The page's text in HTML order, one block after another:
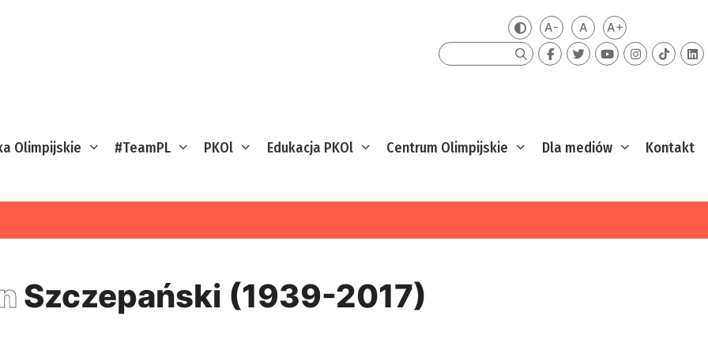
Zmień kontrast
A-Mniejsza czcionka
ADomyślna czcionka
A+Większa
Szukaj
Olimpijskie #TeamPL PKOl Edukacja PKOl Centrum Olimpijskie Dla mediów Kontakt
Szczepański (1939-2017)